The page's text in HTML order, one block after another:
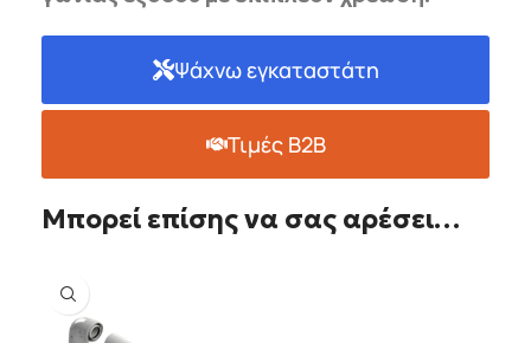
Ψάχνω εγκαταστάτη
Τιμές B2B
Μπορεί επίσης να σας αρέσει…